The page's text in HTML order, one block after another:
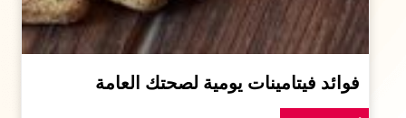
فوائد فيتامينات يومية لصحتك العامة